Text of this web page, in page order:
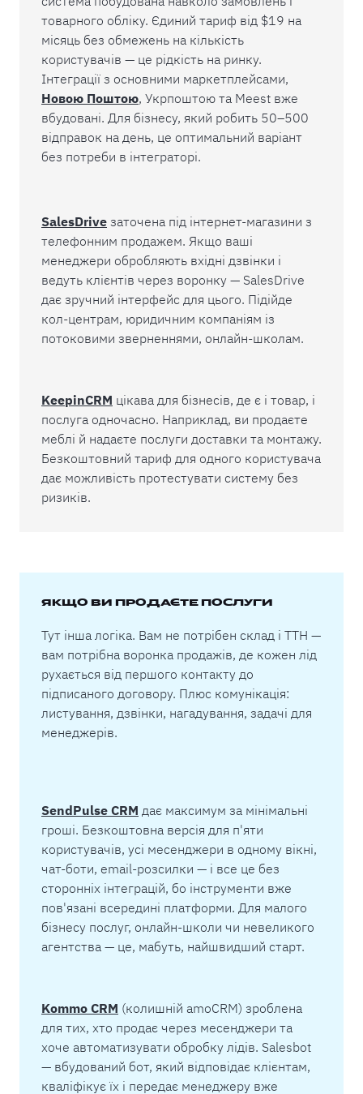
товарного обліку. Єдиний тариф від $19 на
місяць без обмежень на кількість
користувачів — це рідкість на ринку.
Інтеграції з основними маркетплейсами,
Новою Поштою, Укрпоштою та Meest вже
вбудовані. Для бізнесу, який робить 50–500
відправок на день, це оптимальний варіант
без потреби в інтеграторі.
SalesDrive заточена під інтернет-магазини з
телефонним продажем. Якщо ваші
менеджери обробляють вхідні дзвінки і
ведуть клієнтів через воронку — SalesDrive
дає зручний інтерфейс для цього. Підійде
кол-центрам, юридичним компаніям із
потоковими зверненнями, онлайн-школам.
KeepinCRM цікава для бізнесів, де є і товар, і
послуга одночасно. Наприклад, ви продаєте
меблі й надаєте послуги доставки та монтажу.
Безкоштовний тариф для одного користувача
дає можливість протестувати систему без
ризиків.
ЯКЩО ВИ ПРОДАЄТЕ ПОСЛУГИ
Тут інша логіка. Вам не потрібен склад і ТТН —
вам потрібна воронка продажів, де кожен лід
рухається від першого контакту до
підписаного договору. Плюс комунікація:
листування, дзвінки, нагадування, задачі для
менеджерів.
SendPulse CRM дає максимум за мінімальні
гроші. Безкоштовна версія для п'яти
користувачів, усі месенджери в одному вікні,
чат-боти, email-розсилки — і все це без
сторонніх інтеграцій, бо інструменти вже
пов'язані всередині платформи. Для малого
бізнесу послуг, онлайн-школи чи невеликого
агентства — це, мабуть, найшвидший старт.
Kommo CRM (колишній amoCRM) зроблена
для тих, хто продає через месенджери та
хоче автоматизувати обробку лідів. Salesbot
— вбудований бот, який відповідає клієнтам,
кваліфікує їх і передає менеджеру вже